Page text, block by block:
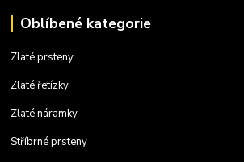
Oblíbené kategorie
Zlaté prsteny
Zlaté řetízky
Zlaté náramky
Stříbrné prsteny